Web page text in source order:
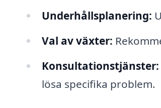
Underhållsplanering:
Val av växter:
Konsultationstjänster:
lösa specifika problem.